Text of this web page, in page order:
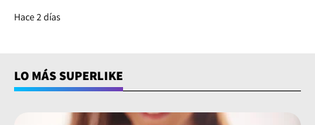
Hace 2 días
LO MÁS SUPERLIKE